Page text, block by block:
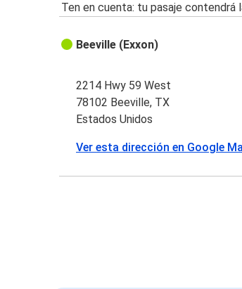
Ten en cuenta: tu pasaje contendrá
Beeville (Exxon)
2214 Hwy 59 West
78102 Beeville, TX
Estados Unidos
Ver esta dirección en Google